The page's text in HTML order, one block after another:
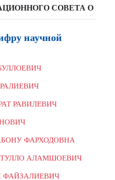
СОВЕТА О
научной
РАВИЛЕВИЧ
ФАРХОДОВНА
АЛАМШОЕВИЧ
ФАЙЗАЛИЕВИЧ